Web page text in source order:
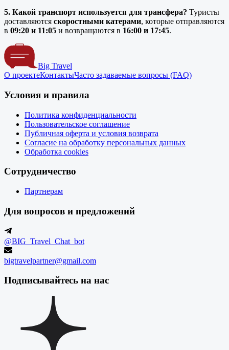
5. Какой транспорт используется для трансфера? Туристы
доставляются скоростными катерами, которые отправляются
в 09:20 и 11:05 и возвращаются в 16:00 и 17:45.
Big Travel
О проектеКонтактыЧасто задаваемые вопросы (FAQ)
Условия и правила
Политика конфиденциальности
Пользовательское соглашение
Публичная оферта и условия возврата
Согласие на обработку персональных данных
Обработка cookies
Сотрудничество
Партнерам
Для вопросов и предложений
@BIG_Travel_Chat_bot
bigtravelpartner@gmail.com
Подписывайтесь на нас